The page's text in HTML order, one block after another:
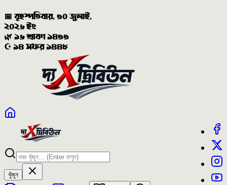
📅 বৃহস্পতিবার, ৩০ জুলাই,
২০২৬ ইং
🌿 ১৬ শ্রাবণ ১৪৩৩
☪️ ১৪ সফর ১৪৪৮
খুঁজুন